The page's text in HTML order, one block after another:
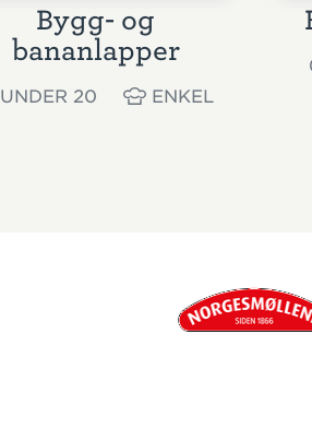
Bygg- og
bananlapper
UNDER 20 ENKEL